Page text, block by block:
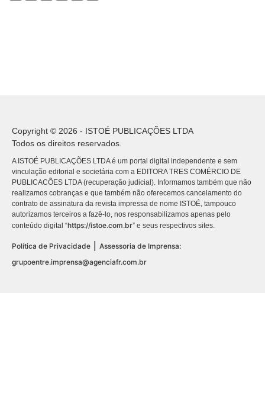
Copyright © 2026 - ISTOÉ PUBLICAÇÕES LTDA
Todos os direitos reservados.
A ISTOÉ PUBLICAÇÕES LTDA é um portal digital independente e sem
vinculação editorial e societária com a EDITORA TRES COMÉRCIO DE
PUBLICACÕES LTDA (recuperação judicial). Informamos também que não
realizamos cobranças e que também não oferecemos cancelamento do
contrato de assinatura da revista impressa de nome ISTOÉ, tampouco
autorizamos terceiros a fazê-lo, nos responsabilizamos apenas pelo
conteúdo digital “https://istoe.com.br” e seus respectivos sites.
Política de Privacidade
Assessoria de Imprensa:
grupoentre.imprensa@agenciafr.com.br